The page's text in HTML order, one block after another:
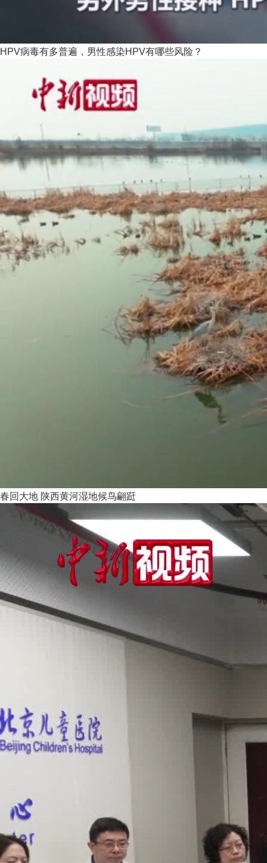
HPV病毒有多普遍，男性感染HPV有哪些风险？
春回大地 陕西黄河湿地候鸟翩跹